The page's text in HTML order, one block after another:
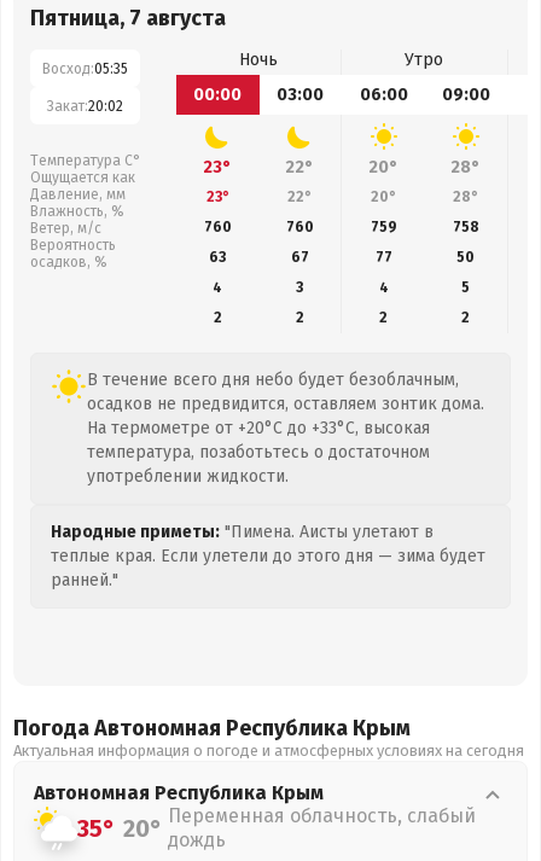
Пятница, 7 августа
Восход:05:35
Закат:20:02
Температура С°
Ощущается как
Давление, мм
Влажность, %
Ветер, м/с
Вероятность
осадков, %
Ночь
Утро
00:00
03:00 06:00 09:00
23° 22° 20° 28°
23° 22° 20° 28°
760
760 759 758
63
67 77 50
4
3 4
5
2
2 2 2
В течение всего дня небо будет безоблачным,
осадков не предвидится, оставляем зонтик дома.
На термометре от +20°C до +33°C, высокая
температура, позаботьтесь о достаточном
употреблении жидкости.
Народные приметы: "Пимена. Аисты улетают в
теплые края. Если улетели до этого дня — зима будет
ранней."
Погода Автономная Республика Крым
Актуальная информация о погоде и атмосферных условиях на сегодня
Автономная Республика Крым
35° 20° Переменная облачность, слабый
дождь